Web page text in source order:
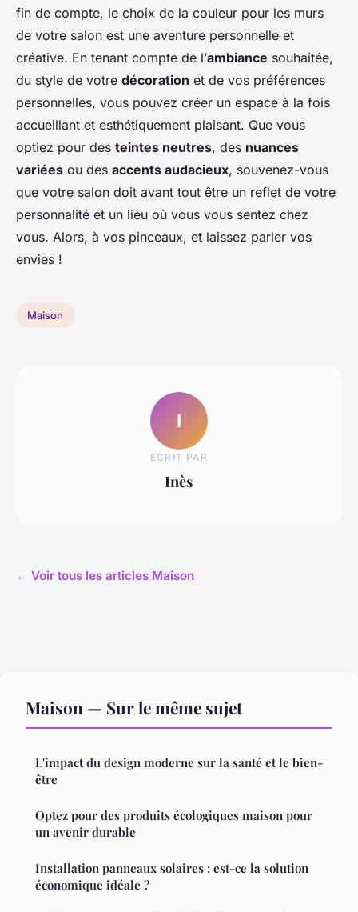
fin de compte, le choix de la couleur pour les murs
de votre salon est une aventure personnelle et
créative. En tenant compte de l’ambiance souhaitée,
du style de votre décoration et de vos préférences
personnelles, vous pouvez créer un espace à la fois
accueillant et esthétiquement plaisant. Que vous
optiez pour des teintes neutres, des nuances
variées ou des accents audacieux, souvenez-vous
que votre salon doit avant tout être un reflet de votre
personnalité et un lieu où vous vous sentez chez
vous. Alors, à vos pinceaux, et laissez parler vos
envies !
Maison
I
ECRIT PAR
Inès
← Voir tous les articles Maison
Maison — Sur le même sujet
L'impact du design moderne sur la santé et le bien-
être
Optez pour des produits écologiques maison pour
un avenir durable
Installation panneaux solaires : est-ce la solution
économique idéale ?